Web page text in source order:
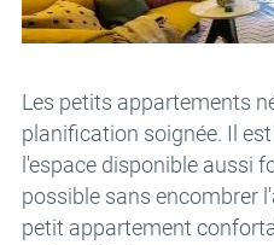
Email
Inscription
Nous vous enverrons sous
lien de
Les petits appartements
planification soignée. Il
l'espace disponible aussi
possible sans encombrer
petit appartement